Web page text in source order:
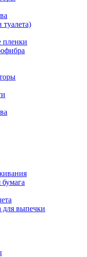
пленки
бумага
для выпечки